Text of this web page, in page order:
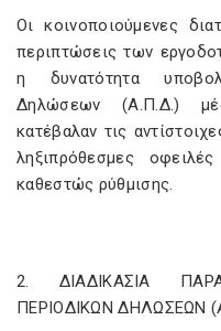
Οι κοινοποιούμενες
περιπτώσεις των
η δυνατότητα
Δηλώσεων (Α.Π.Δ.)
κατέβαλαν τις
ληξιπρόθεσμες
καθεστώς ρύθμισης.
2. ΔΙΑΔΙΚΑΣΙΑ
ΠΕΡΙΟΔΙΚΩΝ ΔΗΛΩΣΕΩΝ